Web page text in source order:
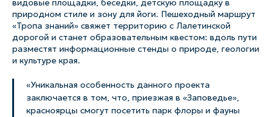
видовые площадки, беседки, детскую площадку в
природном стиле и зону для йоги. Пешеходный маршрут
«Тропа знаний» свяжет территорию с Лалетинской
дорогой и станет образовательным квестом: вдоль пути
разместят информационные стенды о природе, геологии
и культуре края.
«Уникальная особенность данного проекта
заключается в том, что, приезжая в «Заповедье»,
красноярцы смогут посетить парк флоры и фауны